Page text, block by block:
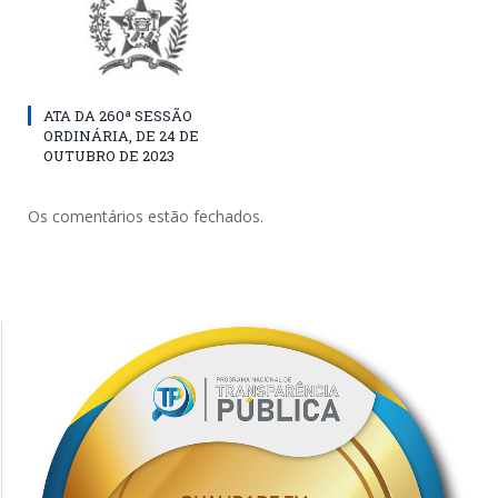
ATA DA 260ª SESSÃO
ORDINÁRIA, DE 24 DE
OUTUBRO DE 2023
Os comentários estão fechados.